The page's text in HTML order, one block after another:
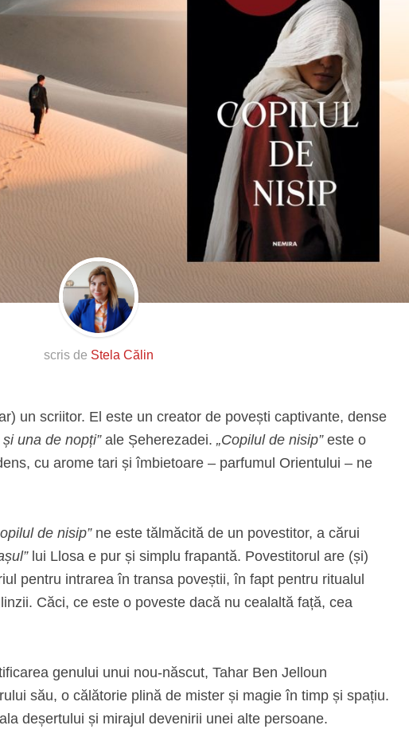
scris de Stela Călin
un scriitor. El este un creator de povești captivante, dense
și una de nopți” ale Șeherezadei. „Copilul de nisip”este o
cu arome tari și îmbietoare – parfumul Orientului – ne
de nisip” ne este tălmăcită de un povestitor, a cărui
lui Llosa e pur și simplu frapantă. Povestitorul are (și)
pentru intrarea în transa poveștii, în fapt pentru ritualul
Căci, ce este o poveste dacă nu cealaltă față, cea
genului unui nou-născut, Tahar Ben Jelloun
său, o călătorie plină de mister și magie în timp și spațiu.
deșertului și mirajul devenirii unei alte persoane.